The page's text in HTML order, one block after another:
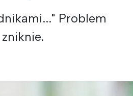
Problem